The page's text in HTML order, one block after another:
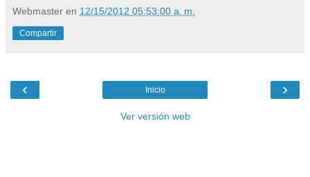
Webmaster en 12/15/2012 05:53:00 a. m.
Compartir
‹ ›
Inicio
Ver versión web